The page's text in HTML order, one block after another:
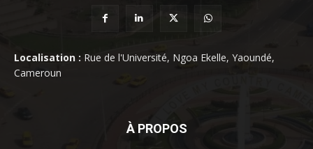
Localisation : Rue de l'Université, Ngoa Ekelle, Yaoundé,
Cameroun
À PROPOS